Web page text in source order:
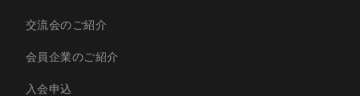
交流会のご紹介
会員企業のご紹介
入会申込